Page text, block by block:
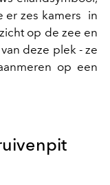
er zes kamers in
op de zee en
deze plek - ze
op een